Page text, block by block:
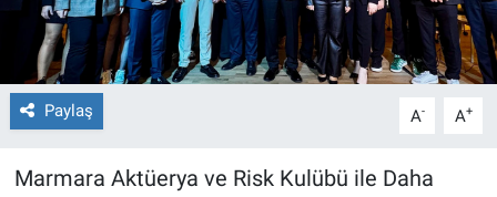
Paylaş A- A+
Marmara Aktüerya ve Risk Kulübü ile Daha